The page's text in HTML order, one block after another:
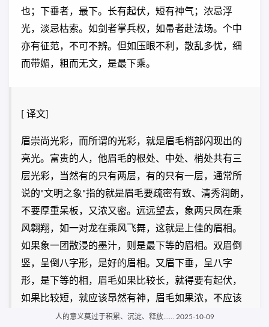
也；下垂者，最下。长有起伏，短有神气；浓忌浮
光，淡忌枯索。如剑者掌兵权，如帚者赴法场。个中
亦有征范，不可不辨。但如压眼不利，散乱多忧，细
而带媚，粗而无文，是最下乘。
[ 译文]
眉崇尚光彩，而所谓的光彩，就是眉毛梢部闪现出的
亮光。富贵的人，他眉毛的根处、中处、梢处共有三
层光彩，当然有的只有两层，有的只有一层，通常所
说的"文明之象"指的就是眉毛要疏密有致、清秀润朗，
不要厚重呆板，又浓又密。远远望去，象两只凤在乘
风翱翔，如一对龙在乘风飞舞，这就是上佳的眉相。
如果象一团散浸的墨汁，则是最下等的眉相。双眉倒
竖，呈倒八字形，是好的眉相。又眉下垂，呈八字
形，是下等的相，眉毛如果比较长，就得要有起伏，
如果比较短，就应该昂然有神，眉毛如果浓，不应该
有虚浮的光，眉毛如果淡，切忌形状象一条干枯的绳
人的意义莫过于积累、沉淀、释放…… 2025-10-09